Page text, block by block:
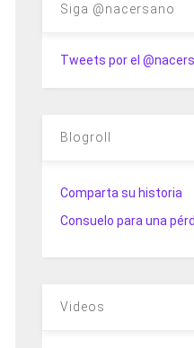
Siga @nacersano
Tweets por el
Blogroll
Comparta su historia
Consuelo para una
Videos